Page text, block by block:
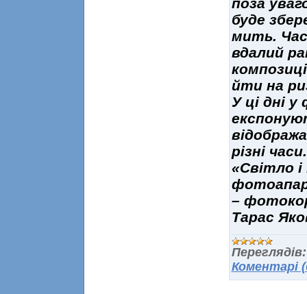
поза
буде
мить.
вдалий
йти на
У ці дні у
різні
«Світло
–
Тарас
Переглядів:
Коментарі